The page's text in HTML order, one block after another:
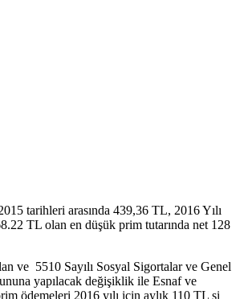
tarihleri arasında 439,36 TL, 2016 Yılı
TL olan en düşük prim tutarında net 128
ve 5510 Sayılı Sosyal Sigortalar ve Genel
yapılacak değişiklik ile Esnaf ve
ödemeleri 2016 yılı için aylık 110 TL si